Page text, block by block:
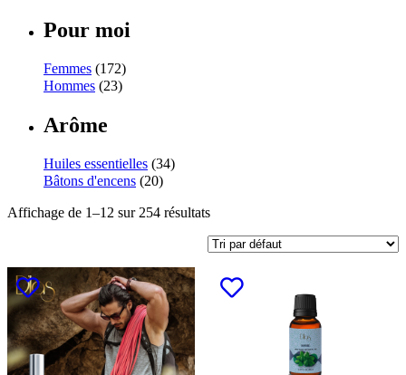
Pour moi
Femmes (172)
Hommes (23)
Arôme
Huiles essentielles (34)
Bâtons d'encens (20)
Affichage de 1–12 sur 254 résultats